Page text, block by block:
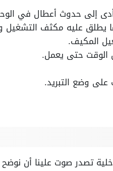
إلى حدوث أعطال في
المكيف.
الوقت حتى يعمل.
وضع التبريد.
تصدر صوت علينا أن نوضح